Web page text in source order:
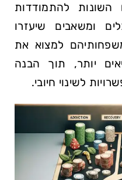
להתמודדות
ומשאבים שיעזרו
משפחותיהם למצוא את
יותר, תוך הבנה
לשינוי חיובי.